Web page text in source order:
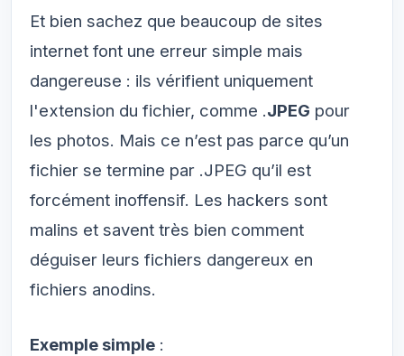
Et bien sachez que beaucoup de sites
internet font une erreur simple mais
dangereuse : ils vérifient uniquement
l'extension du fichier, comme .JPEG pour
les photos. Mais ce n’est pas parce qu’un
fichier se termine par .JPEG qu’il est
forcément inoffensif. Les hackers sont
malins et savent très bien comment
déguiser leurs fichiers dangereux en
fichiers anodins.
Exemple simple :